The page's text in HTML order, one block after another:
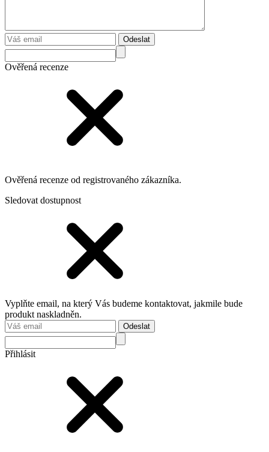
Odeslat
Ověřená recenze
Ověřená recenze od registrovaného zákazníka.
Sledovat dostupnost
Vyplňte email, na který Vás budeme kontaktovat, jakmile bude
produkt naskladněn.
Odeslat
Přihlásit